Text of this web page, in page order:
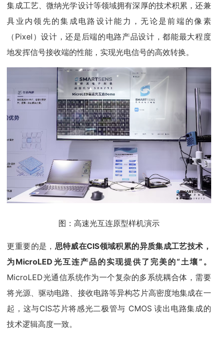
集成工艺、微纳光学设计等领域拥有深厚的技术积累，还兼
具业内领先的集成电路设计能力，无论是前端的像素
（Pixel）设计，还是后端的电路产品设计，都能最大程度
地发挥信号接收端的性能，实现光电信号的高效转换。
图：高速光互连原型样机演示
更重要的是， 思特威在CIS领域积累的异质集成工艺技术，
为MicroLED光互连产品的实现提供了完美的“土壤”。
MicroLED光通信系统作为一个复杂的多系统耦合体，需要
将光源、驱动电路、接收电路等异构芯片高密度地集成在一
起，这与CIS芯片将感光二极管与 CMOS 读出电路集成的
技术逻辑高度一致。